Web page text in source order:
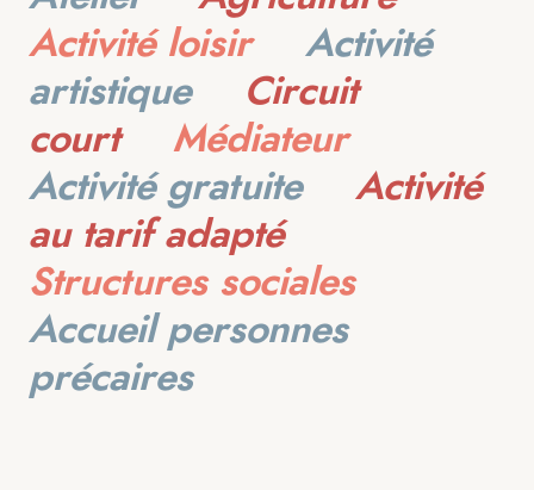
Activité loisir
Activité
artistique
Circuit
court
Médiateur
Activité gratuite
Activité
au tarif adapté
Structures sociales
Accueil personnes
précaires